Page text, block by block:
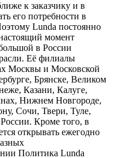
к заказчику и в
его потребности в
Lunda постоянно
момент
в России
Её филиалы
Москвы и Московской
Брянске, Великом
Казани, Калуге,
Нижнем Новгороде,
Сочи, Твери, Туле,
Кроме того, в
открывать ежегодно
Политика Lunda